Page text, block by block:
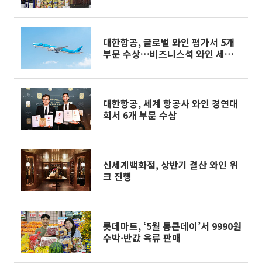
대한항공, 글로벌 와인 평가서 5개
부문 수상…비즈니스석 와인 세계 1
대한항공, 세계 항공사 와인 경연대
회서 6개 부문 수상
신세계백화점, 상반기 결산 와인 위
크 진행
롯데마트, ‘5월 통큰데이’서 9990원
수박·반값 육류 판매